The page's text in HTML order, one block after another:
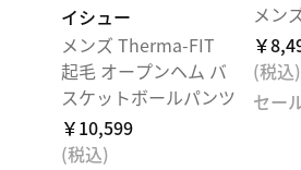
イシュー
メンズ Therma-FIT
起毛 オープンヘム バ
スケットボールパンツ
￥10,599
(税込)
メン
￥
(税込)
セー